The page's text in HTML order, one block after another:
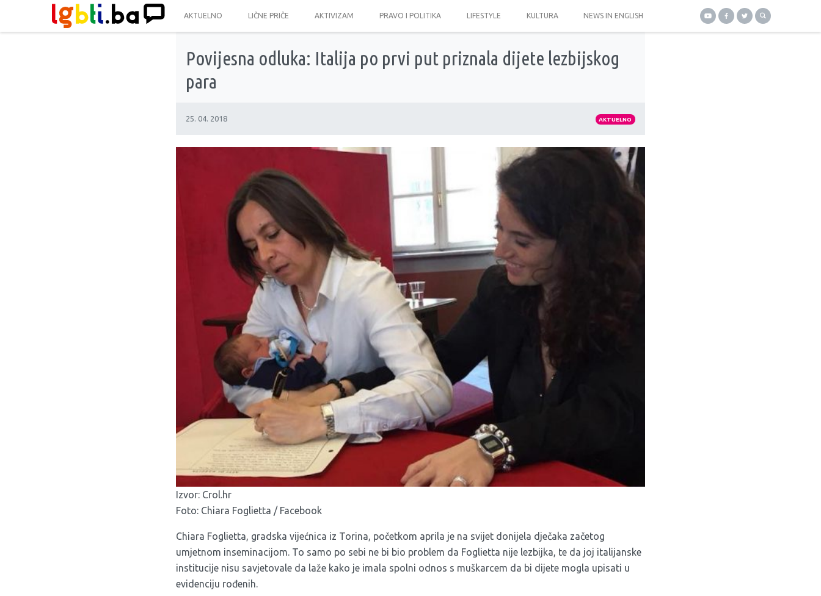
AKTUELNO LIČNE PRIČE AKTIVIZAM PRAVO I POLITIKA LIFESTYLE KULTURA NEWS IN ENGLISH
Povijesna odluka: Italija po prvi put priznala dijete lezbijskog
para
25. 04. 2018 AKTUELNO
Izvor: Crol.hr
Foto: Chiara Foglietta / Facebook
Chiara Foglietta, gradska vijećnica iz Torina, početkom aprila je na svijet donijela dječaka začetog
umjetnom inseminacijom. To samo po sebi ne bi bio problem da Foglietta nije lezbijka, te da joj italijanske
institucije nisu savjetovale da laže kako je imala spolni odnos s muškarcem da bi dijete mogla upisati u
evidenciju rođenih.